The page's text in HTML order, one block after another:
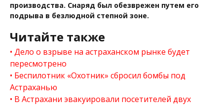
производства. Снаряд был обезврежен путем его
подрыва в безлюдной степной зоне.
Читайте также
Дело о взрыве на астраханском рынке будет
пересмотрено
Беспилотник «Охотник» сбросил бомбы под
Астраханью
В Астрахани эвакуировали посетителей двух